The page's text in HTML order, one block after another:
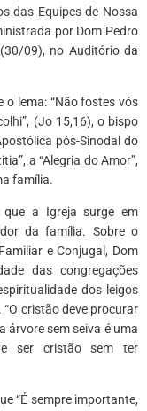
das Equipes de Nossa
por Dom Pedro
09), no Auditório da
o lema: “Não fostes vós
(Jo 15,16), o bispo
pós-Sinodal do
a “Alegria do Amor”,
família.
a Igreja surge em
da família. Sobre o
e Conjugal, Dom
das congregações
dos leigos
cristão deve procurar
árvore sem seiva é uma
ser cristão sem ter
“É sempre importante,